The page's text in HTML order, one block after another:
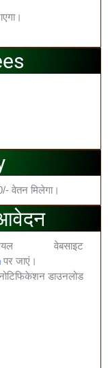
वेतन मिलेगा।
वेबसाइट
पर जाएं।
डाउनलोड